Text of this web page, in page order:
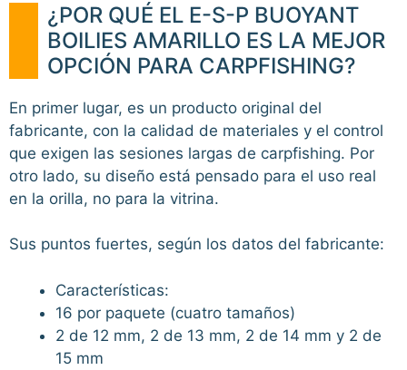
¿POR QUÉ EL E-S-P BUOYANT
BOILIES AMARILLO ES LA MEJOR
OPCIÓN PARA CARPFISHING?
En primer lugar, es un producto original del
fabricante, con la calidad de materiales y el control
que exigen las sesiones largas de carpfishing. Por
otro lado, su diseño está pensado para el uso real
en la orilla, no para la vitrina.
Sus puntos fuertes, según los datos del fabricante:
Características:
16 por paquete (cuatro tamaños)
2 de 12 mm, 2 de 13 mm, 2 de 14 mm y 2 de
15 mm